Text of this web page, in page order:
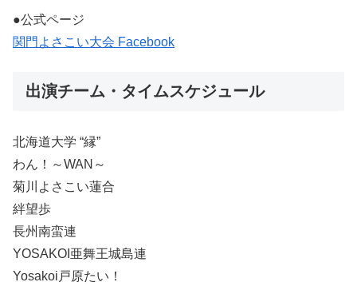
●公式ページ
関門よさこい大会 Facebook
出演チーム・タイムスケジュール
北海道大学 “縁”
わん！～WAN～
菊川よさこい蓮合
絆望歩
長州南蛮連
YOSAKOI亜舞王城島連
Yosakoi戸原たい！